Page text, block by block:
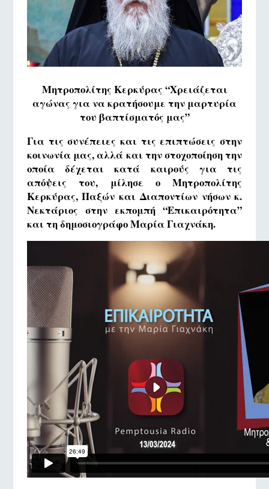
Μητροπολίτης Κερκύρας “Χρειάζεται
αγώνας για να κρατήσουμε την μαρτυρία
του βαπτίσματός μας”
Για τις συνέπειες και τις επιπτώσεις στην
κοινωνία μας, αλλά και την στοχοποίηση την
οποία δέχεται κατά καιρούς για τις
απόψεις του, μίλησε ο Μητροπολίτης
Κερκύρας, Παξών και Διαποντίων νήσων κ.
Νεκτάριος στην εκπομπή “Επικαιρότητα”
και τη δημοσιογράφο Μαρία Γιαχνάκη.